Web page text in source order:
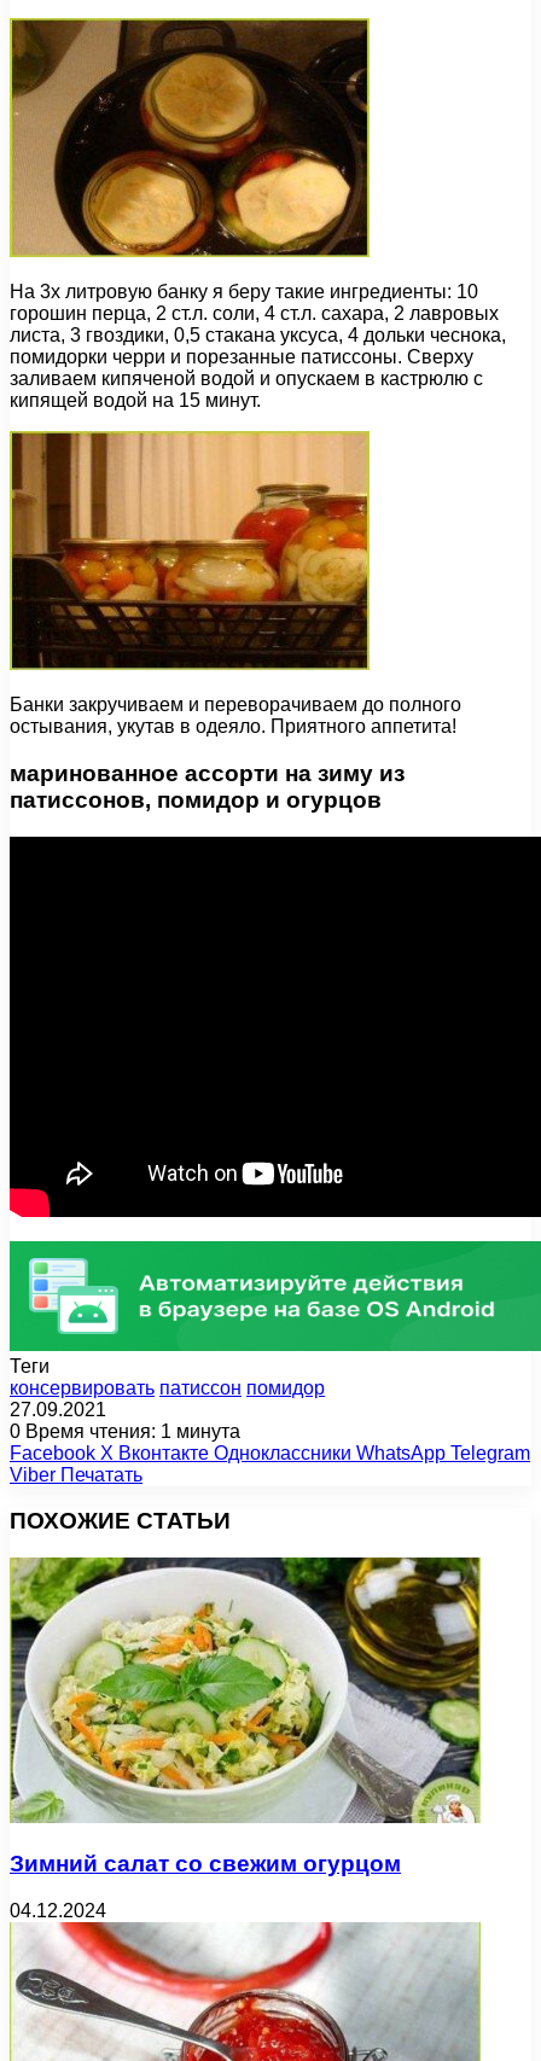
На 3х литровую банку я беру такие ингредиенты: 10
горошин перца, 2 ст.л. соли, 4 ст.л. сахара, 2 лавровых
листа, 3 гвоздики, 0,5 стакана уксуса, 4 дольки чеснока,
помидорки черри и порезанные патиссоны. Сверху
заливаем кипяченой водой и опускаем в кастрюлю с
кипящей водой на 15 минут.
Банки закручиваем и переворачиваем до полного
остывания, укутав в одеяло. Приятного аппетита!
маринованное ассорти на зиму из
патиссонов, помидор и огурцов
Теги
консервировать патиссон помидор
27.09.2021
0 Время чтения: 1 минута
Facebook X Вконтакте Одноклассники WhatsApp Telegram
Viber Печатать
ПОХОЖИЕ СТАТЬИ
Зимний салат со свежим огурцом
04.12.2024